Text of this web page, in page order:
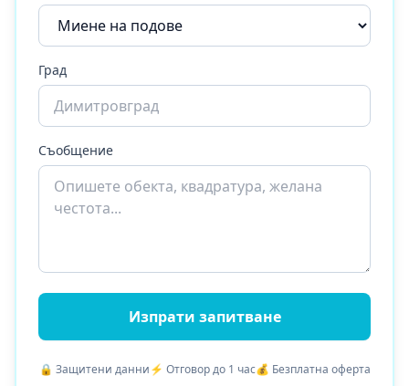
Град
Съобщение
Изпрати запитване
🔒 Защитени данни⚡ Отговор до 1 час💰 Безплатна оферта